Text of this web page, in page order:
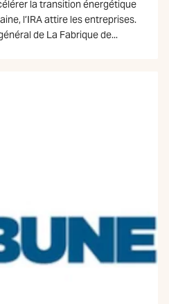
la transition énergétique
l’IRA attire les entreprises.
de La Fabrique de...